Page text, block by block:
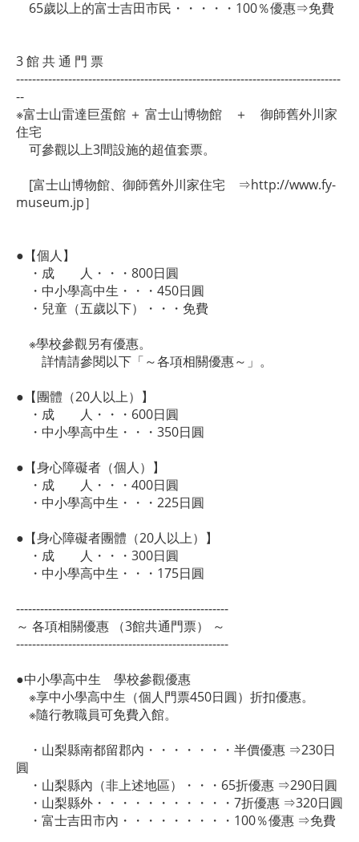
65歲以上的富士吉田市民・・・・・100％優惠⇒免費
3 館 共 通 門 票
---------------------------------------------------------------------------------
--
※富士山雷達巨蛋館 ＋ 富士山博物館 ＋ 御師舊外川家
住宅
可參觀以上3間設施的超值套票。
[富士山博物館、御師舊外川家住宅 ⇒http://www.fy-
museum.jp］
●【個人】
・成 人・・・800日圓
・中小學高中生・・・450日圓
・兒童（五歲以下）・・・免費
※學校參觀另有優惠。
詳情請參閱以下「～各項相關優惠～」。
●【團體（20人以上）】
・成 人・・・600日圓
・中小學高中生・・・350日圓
●【身心障礙者（個人）】
・成 人・・・400日圓
・中小學高中生・・・225日圓
●【身心障礙者團體（20人以上）】
・成 人・・・300日圓
・中小學高中生・・・175日圓
-----------------------------------------------------
～ 各項相關優惠 （3館共通門票） ～
-----------------------------------------------------
●中小學高中生 學校參觀優惠
※享中小學高中生（個人門票450日圓）折扣優惠。
※隨行教職員可免費入館。
・山梨縣南都留郡內・・・・・・・半價優惠 ⇒230日
圓
・山梨縣內（非上述地區）・・・65折優惠 ⇒290日圓
・山梨縣外・・・・・・・・・・・7折優惠 ⇒320日圓
・富士吉田市內・・・・・・・・・100％優惠 ⇒免費